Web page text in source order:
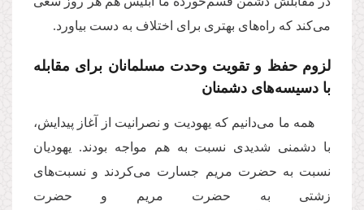
می‌کند که راه‌های بهتری برای اختلاف به دست بیاورد.
لزوم حفظ و تقویت وحدت مسلمانان برای مقابله
با دسیسه‌های دشمنان
همه ما می‌دانیم که یهودیت و نصرانیت از آغاز پیدایش،
با دشمنی شدیدی نسبت به هم مواجه بودند. یهودیان
نسبت به حضرت مریم جسارت می‌کردند و نسبت‌های
زشتی به حضرت مریم و حضرت